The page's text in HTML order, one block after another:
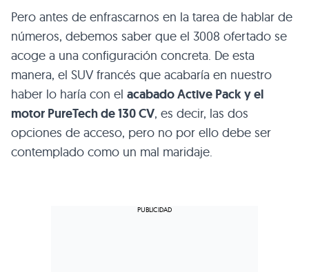
Pero antes de enfrascarnos en la tarea de hablar de
números, debemos saber que el 3008 ofertado se
acoge a una configuración concreta. De esta
manera, el SUV francés que acabaría en nuestro
haber lo haría con el acabado Active Pack y el
motor PureTech de 130 CV, es decir, las dos
opciones de acceso, pero no por ello debe ser
contemplado como un mal maridaje.